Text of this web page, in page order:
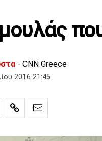
- CNN Greece
2016 21:45